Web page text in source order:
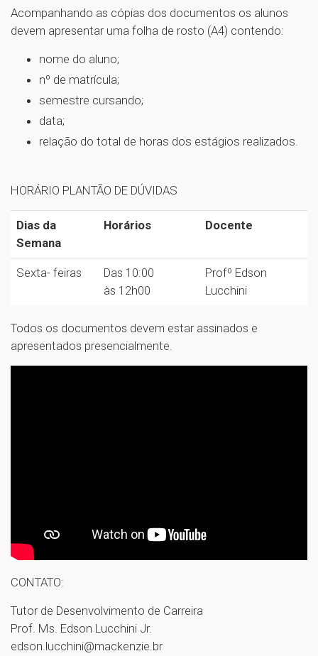
Acompanhando as cópias dos documentos os alunos
devem apresentar uma folha de rosto (A4) contendo:
nome do aluno;
nº de matrícula;
semestre cursando;
data;
relação do total de horas dos estágios realizados.
HORÁRIO PLANTÃO DE DÚVIDAS
Dias da
Semana
Horários Docente
Sexta- feiras
Das 10:00
às 12h00
Profº Edson
Lucchini
Todos os documentos devem estar assinados e
apresentados presencialmente.
CONTATO:
Tutor de Desenvolvimento de Carreira
Prof. Ms. Edson Lucchini Jr.
edson.lucchini@mackenzie.br